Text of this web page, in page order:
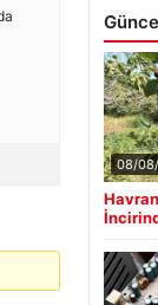
08/